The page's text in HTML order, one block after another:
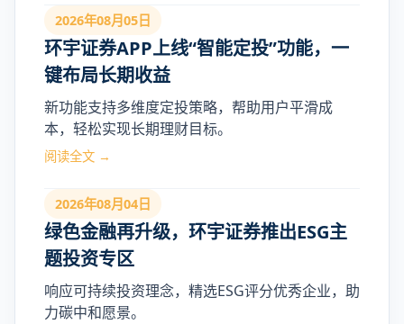
2026年08月05日
环宇证券APP上线“智能定投”功能，一
键布局长期收益
新功能支持多维度定投策略，帮助用户平滑成
本，轻松实现长期理财目标。
阅读全文 →
2026年08月04日
绿色金融再升级，环宇证券推出ESG主
题投资专区
响应可持续投资理念，精选ESG评分优秀企业，助
力碳中和愿景。